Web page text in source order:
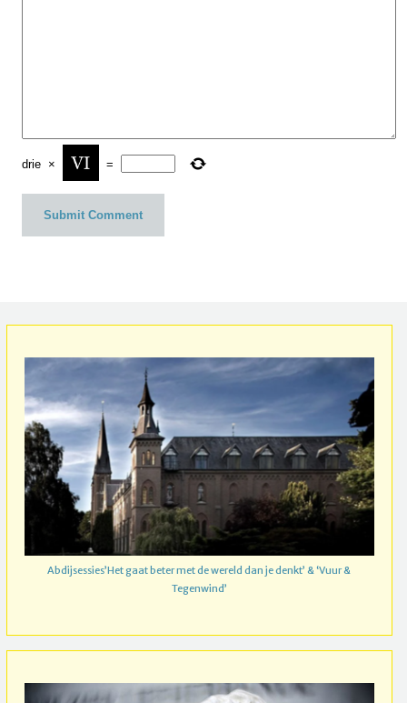
drie × =
Abdijsessies’Het gaat beter met de wereld dan je denkt’ & ‘Vuur &
Tegenwind’